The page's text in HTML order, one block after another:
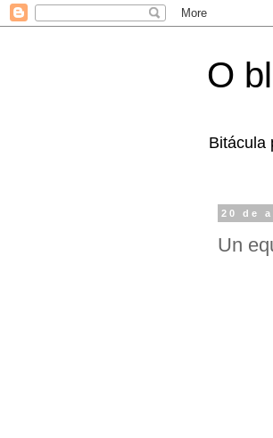
O
Bitácula
20 de
Un